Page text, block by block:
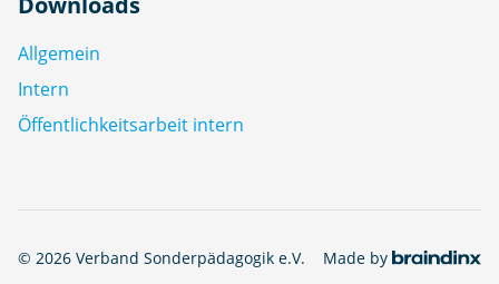
Allgemein
Intern
Öffentlichkeitsarbeit intern
© 2026 Verband Sonderpädagogik e.V. Made by